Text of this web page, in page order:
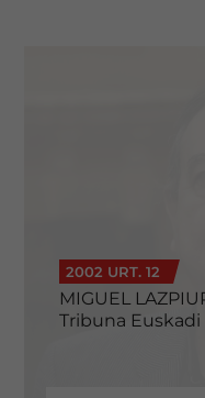
2002 URT. 12
MIGUEL
Tribuna Euskadi